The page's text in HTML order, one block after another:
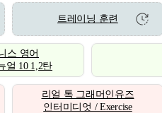
트레이닝 훈련
스 영어
얼 10 1,2탄
리얼 톡 그래머인유즈
인터미디엇 / Exercise